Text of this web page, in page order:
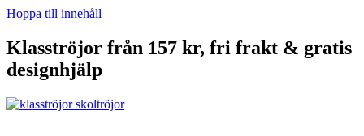
Hoppa till innehåll
Klasströjor från 157 kr, fri frakt & gratis
designhjälp